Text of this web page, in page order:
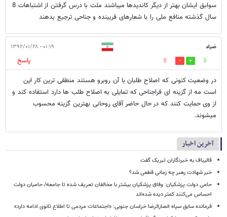
سوابق ایشان بهتر از دیگر کاندیدها میباشند ملت با درس گرفتن از اشتباهات 8
سال گذشته منافع ملی را با شعارهای فریبنده و جناحی ترجیع بدهند
ضیاء ۰۱:۱۹ - ۱۳۹۲/۰۱/۲۸
0
0
پاسخ
در وضعیت کنونی که اصلاح طلبان با آن روبرو هستند منطقی ترین کار این
است مه از گزینه ای فراجناحی که تمایلی به اصلاح طلب ها دارد استفاده کند و
از وی حمایت کنند که در حال حاضر آقای روحانی بهترین گزینه محسوب
میشوند.
آخرین اخبار
قالیباف به خبرنگاران تبریک گفت
خبر شهادت رهبر چه زمانی قطعی شد؟
حامی دولت پزشکیان: وفاق پزشکیان بیشتر با مخالفان تعریف شده تا جامعه/ حامیان دولت
احساس می‌کنند کمتر دیده شده‌اند
فرمانده سابق سپاه انصارالرضا خراسان جنوبی: «اجتماعات مردمی تا اطلاع ثانوی ادامه دارد»